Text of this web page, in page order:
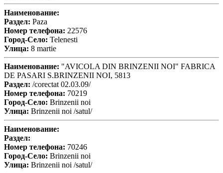
Наименование:
Раздел: Paza
Номер телефона: 22576
Город-Село: Telenesti
Улица: 8 martie
Наименование: "AVICOLA DIN BRINZENII NOI" FABRICA
DE PASARI S.BRINZENII NOI, 5813
Раздел: /corectat 02.03.09/
Номер телефона: 70219
Город-Село: Brinzenii noi
Улица: Brinzenii noi /satul/
Наименование:
Раздел:
Номер телефона: 70246
Город-Село: Brinzenii noi
Улица: Brinzenii noi /satul/